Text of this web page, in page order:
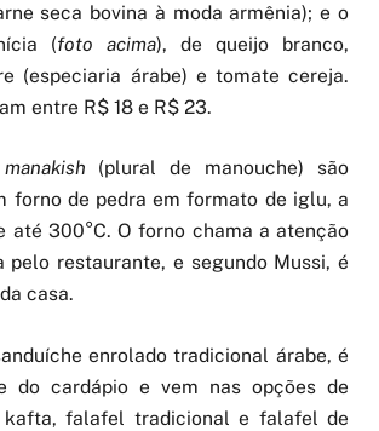
seca bovina à moda armênia); e o
(foto acima), de queijo branco,
(especiaria árabe) e tomate cereja.
entre R$ 18 e R$ 23.
manakish (plural de manouche) são
forno de pedra em formato de iglu, a
até 300°C. O forno chama a atenção
pelo restaurante, e segundo Mussi, é
casa.
enrolado tradicional árabe, é
do cardápio e vem nas opções de
kafta, falafel tradicional e falafel de